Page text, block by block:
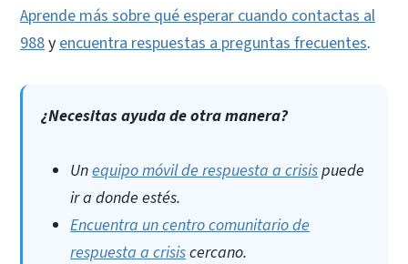
Aprende más sobre qué esperar cuando contactas al
988y encuentra respuestas a preguntas frecuentes.
¿Necesitas ayuda de otra manera?
Unequipo móvil de respuesta a crisispuede
ir a donde estés.
Encuentra un centro comunitario de
respuesta a crisiscercano.